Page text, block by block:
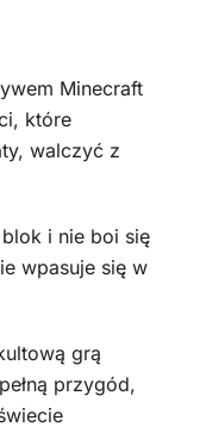
Minecraft
które
walczyć z
i nie boi się
wpasuje się w
grą
przygód,